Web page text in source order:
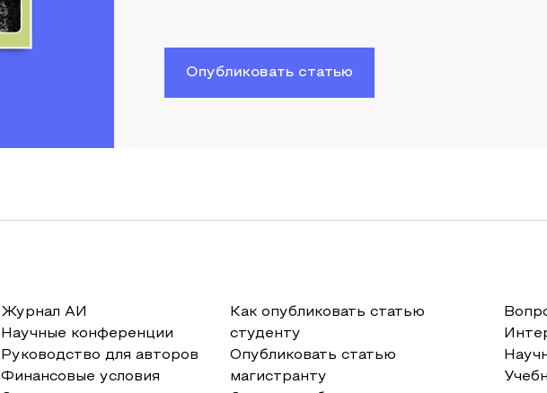
Опубликовать статью
Журнал АИ
Научные конференции
Руководство для авторов
Финансовые условия
Как опубликовать статью
студенту
Опубликовать статью
магистранту